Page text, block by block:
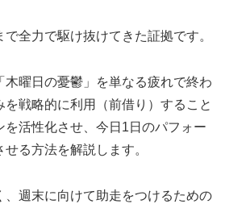
全力で駆け抜けてきた証拠です。
木曜日の憂鬱」を単なる疲れで終わ
を戦略的に利用（前借り）すること
を活性化させ、今日1日のパフォー
る方法を解説します。
、週末に向けて助走をつけるための